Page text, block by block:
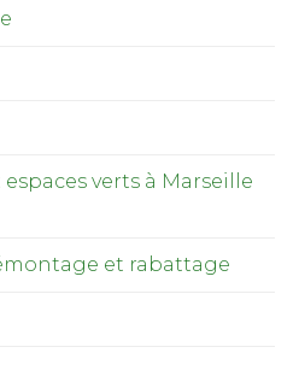
verts à Marseille
et rabattage